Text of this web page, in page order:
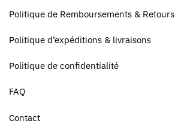
Politique de Remboursements & Retours
Politique d’expéditions & livraisons
Politique de confidentialité
FAQ
Contact